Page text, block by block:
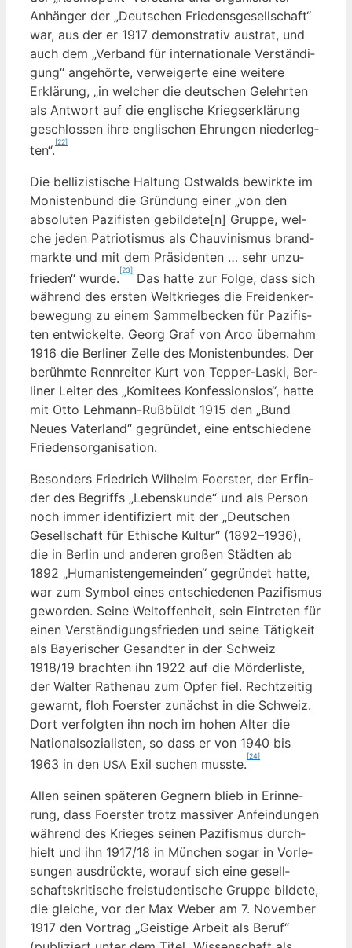
Anhän­ger der „Deut­schen Frie­dens­ge­sell­schaft“
war, aus der er 1917 demons­tra­tiv aus­trat, und
auch dem „Ver­band für inter­na­tio­na­le Ver­stän­di­
gung“ ange­hör­te, ver­wei­ger­te eine wei­te­re
Erklä­rung, „in wel­cher die deut­schen Gelehr­ten
als Ant­wort auf die eng­li­sche Kriegs­er­klä­rung
geschlos­sen ihre eng­li­schen Ehrun­gen nie­der­leg­
ten“.
[22]
Die bel­li­zis­ti­sche Hal­tung Ost­walds bewirk­te im
Monis­ten­bund die Grün­dung einer „von den
abso­lu­ten Pazi­fis­ten gebildete[n] Grup­pe, wel­
che jeden Patrio­tis­mus als Chau­vi­nis­mus brand­
mark­te und mit dem Prä­si­den­ten … sehr unzu­
frie­den“ wur­de.
[23]
Das hat­te zur Fol­ge, dass sich
wäh­rend des ers­ten Welt­krie­ges die Frei­den­ker­
be­we­gung zu einem Sam­mel­be­cken für Pazi­fis­
ten ent­wi­ckel­te. Georg Graf von Arco über­nahm
1916 die Ber­li­ner Zel­le des Monis­ten­bun­des. Der
berühm­te Renn­rei­ter Kurt von Tep­per-Laski, Ber­
li­ner Lei­ter des „Komi­tees Kon­fes­si­ons­los“, hat­te
mit Otto Leh­mann-Ruß­büldt 1915 den „Bund
Neu­es Vater­land“ gegrün­det, eine ent­schie­de­ne
Friedensorganisation.
Beson­ders Fried­rich Wil­helm Foers­ter, der Erfin­
der des Begriffs „Lebens­kun­de“ und als Per­son
noch immer iden­ti­fi­ziert mit der „Deut­schen
Gesell­schaft für Ethi­sche Kul­tur“ (1892–1936),
die in Ber­lin und ande­ren gro­ßen Städ­ten ab
1892 „Huma­nis­ten­ge­mein­den“ gegrün­det hat­te,
war zum Sym­bol eines ent­schie­de­nen Pazi­fis­mus
gewor­den. Sei­ne Welt­of­fen­heit, sein Ein­tre­ten für
einen Ver­stän­di­gungs­frie­den und sei­ne Tätig­keit
als Baye­ri­scher Gesand­ter in der Schweiz
1918/19 brach­ten ihn 1922 auf die Mör­der­lis­te,
der Wal­ter Rathen­au zum Opfer fiel. Recht­zei­tig
gewarnt, floh Foers­ter zunächst in die Schweiz.
Dort ver­folg­ten ihn noch im hohen Alter die
Natio­nal­so­zia­lis­ten, so dass er von 1940 bis
1963 in den USA Exil suchen muss­te.
[24]
Allen sei­nen spä­te­ren Geg­nern blieb in Erin­ne­
rung, dass Foers­ter trotz mas­si­ver Anfein­dun­gen
wäh­rend des Krie­ges sei­nen Pazi­fis­mus durch­
hielt und ihn 1917/18 in Mün­chen sogar in Vor­le­
sun­gen aus­drück­te, wor­auf sich eine gesell­
schafts­kri­ti­sche frei­stu­den­ti­sche Grup­pe bil­de­te,
die glei­che, vor der Max Weber am 7. Novem­ber
1917 den Vor­trag „Geis­ti­ge Arbeit als Beruf“